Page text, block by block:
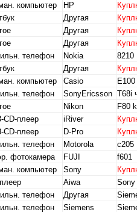
компьютер HP
Другая
Другая
Другая
телефон Nokia
8210
Другая
компьютер Casio
E100
телефон SonyEricsson T68i
Nikon
F80
CD-плеер iRiver
CD-плеер D-Pro
телефон Motorola
c205
фотокамера FUJI
f601
компьютер Sony
Aiwa
Sony
телефон Другая
телефон Siemens